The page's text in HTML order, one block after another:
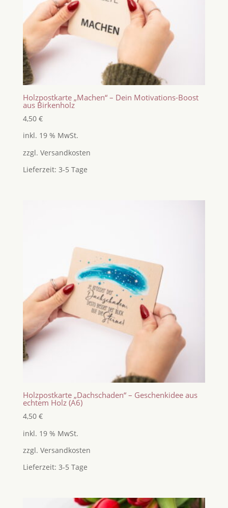
Holzpostkarte „Machen“ – Dein Motivations-Boost
aus Birkenholz
4,50 €
inkl. 19 % MwSt.
zzgl. Versandkosten
Lieferzeit: 3-5 Tage
Holzpostkarte „Dachschaden“ – Geschenkidee aus
echtem Holz (A6)
4,50 €
inkl. 19 % MwSt.
zzgl. Versandkosten
Lieferzeit: 3-5 Tage